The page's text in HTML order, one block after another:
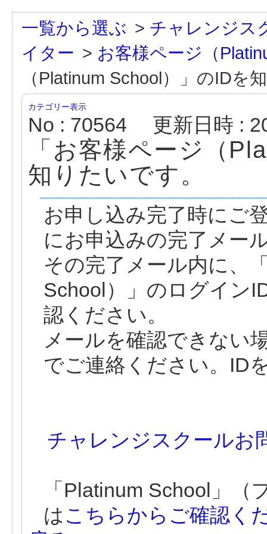
一覧から選ぶ > チャレンジス
イター > お客様ページ（
（Platinum School）」のIDを
カテゴリー表示
No : 70564 更新日時 :
「お客様ページ（
知りたいです。
お申し込み完了時にご
にお申込みの完了メー
その完了メール内に、
School）」のログイン
認ください。
メールを確認できない
でご連絡ください。ID
チャレンジスクールお
「Platinum School」
は こちらからご確認く